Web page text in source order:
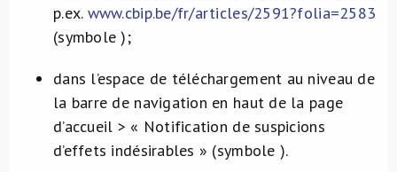
p.ex. www.cbip.be/fr/articles/2591?folia=2583
(symbole);
dans l’espace de téléchargement au niveau de
la barre de navigation en haut de la page
d’accueil > « Notification de suspicions
d’effets indésirables » (symbole ).